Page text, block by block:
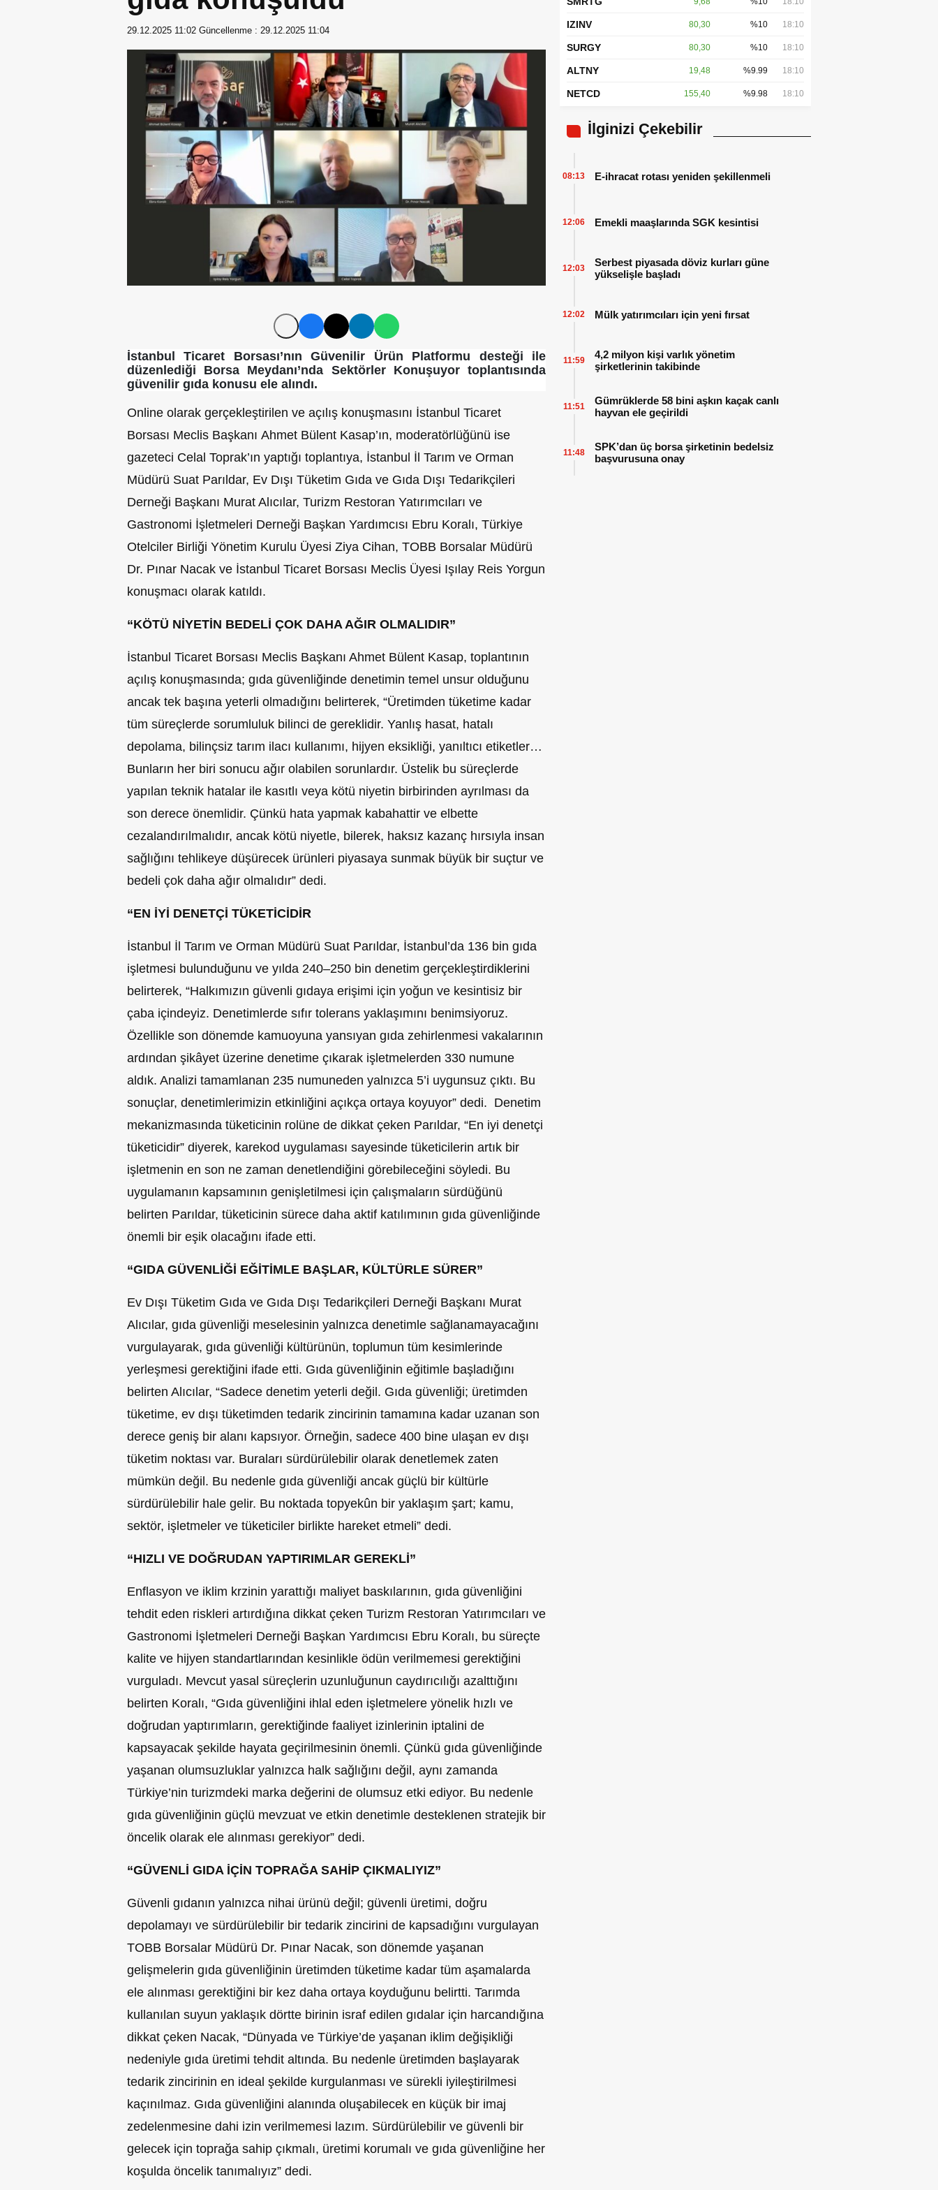
29.12.2025 11:02 Güncellenme : 29.12.2025 11:04
İstanbul Ticaret Borsası’nın Güvenilir Ürün Platformu desteği ile
düzenlediği Borsa Meydanı’nda Sektörler Konuşuyor toplantısında
güvenilir gıda konusu ele alındı.
Online olarak gerçekleştirilen ve açılış konuşmasını İstanbul Ticaret
Borsası Meclis Başkanı Ahmet Bülent Kasap’ın, moderatörlüğünü ise
gazeteci Celal Toprak’ın yaptığı toplantıya, İstanbul İl Tarım ve Orman
Müdürü Suat Parıldar, Ev Dışı Tüketim Gıda ve Gıda Dışı Tedarikçileri
Derneği Başkanı Murat Alıcılar, Turizm Restoran Yatırımcıları ve
Gastronomi İşletmeleri Derneği Başkan Yardımcısı Ebru Koralı, Türkiye
Otelciler Birliği Yönetim Kurulu Üyesi Ziya Cihan, TOBB Borsalar Müdürü
Dr. Pınar Nacak ve İstanbul Ticaret Borsası Meclis Üyesi Işılay Reis Yorgun
konuşmacı olarak katıldı.
“KÖTÜ NİYETİN BEDELİ ÇOK DAHA AĞIR OLMALIDIR”
İstanbul Ticaret Borsası Meclis Başkanı Ahmet Bülent Kasap, toplantının
açılış konuşmasında; gıda güvenliğinde denetimin temel unsur olduğunu
ancak tek başına yeterli olmadığını belirterek, “Üretimden tüketime kadar
tüm süreçlerde sorumluluk bilinci de gereklidir. Yanlış hasat, hatalı
depolama, bilinçsiz tarım ilacı kullanımı, hijyen eksikliği, yanıltıcı etiketler…
Bunların her biri sonucu ağır olabilen sorunlardır. Üstelik bu süreçlerde
yapılan teknik hatalar ile kasıtlı veya kötü niyetin birbirinden ayrılması da
son derece önemlidir. Çünkü hata yapmak kabahattir ve elbette
cezalandırılmalıdır, ancak kötü niyetle, bilerek, haksız kazanç hırsıyla insan
sağlığını tehlikeye düşürecek ürünleri piyasaya sunmak büyük bir suçtur ve
bedeli çok daha ağır olmalıdır” dedi.
“EN İYİ DENETÇİ TÜKETİCİDİR
İstanbul İl Tarım ve Orman Müdürü Suat Parıldar, İstanbul’da 136 bin gıda
işletmesi bulunduğunu ve yılda 240–250 bin denetim gerçekleştirdiklerini
belirterek, “Halkımızın güvenli gıdaya erişimi için yoğun ve kesintisiz bir
çaba içindeyiz. Denetimlerde sıfır tolerans yaklaşımını benimsiyoruz.
Özellikle son dönemde kamuoyuna yansıyan gıda zehirlenmesi vakalarının
ardından şikâyet üzerine denetime çıkarak işletmelerden 330 numune
aldık. Analizi tamamlanan 235 numuneden yalnızca 5’i uygunsuz çıktı. Bu
sonuçlar, denetimlerimizin etkinliğini açıkça ortaya koyuyor” dedi. Denetim
mekanizmasında tüketicinin rolüne de dikkat çeken Parıldar, “En iyi denetçi
tüketicidir” diyerek, karekod uygulaması sayesinde tüketicilerin artık bir
işletmenin en son ne zaman denetlendiğini görebileceğini söyledi. Bu
uygulamanın kapsamının genişletilmesi için çalışmaların sürdüğünü
belirten Parıldar, tüketicinin sürece daha aktif katılımının gıda güvenliğinde
önemli bir eşik olacağını ifade etti.
“GIDA GÜVENLİĞİ EĞİTİMLE BAŞLAR, KÜLTÜRLE SÜRER”
Ev Dışı Tüketim Gıda ve Gıda Dışı Tedarikçileri Derneği Başkanı Murat
Alıcılar, gıda güvenliği meselesinin yalnızca denetimle sağlanamayacağını
vurgulayarak, gıda güvenliği kültürünün, toplumun tüm kesimlerinde
yerleşmesi gerektiğini ifade etti. Gıda güvenliğinin eğitimle başladığını
belirten Alıcılar, “Sadece denetim yeterli değil. Gıda güvenliği; üretimden
tüketime, ev dışı tüketimden tedarik zincirinin tamamına kadar uzanan son
derece geniş bir alanı kapsıyor. Örneğin, sadece 400 bine ulaşan ev dışı
tüketim noktası var. Buraları sürdürülebilir olarak denetlemek zaten
mümkün değil. Bu nedenle gıda güvenliği ancak güçlü bir kültürle
sürdürülebilir hale gelir. Bu noktada topyekûn bir yaklaşım şart; kamu,
sektör, işletmeler ve tüketiciler birlikte hareket etmeli” dedi.
“HIZLI VE DOĞRUDAN YAPTIRIMLAR GEREKLİ”
Enflasyon ve iklim krzinin yarattığı maliyet baskılarının, gıda güvenliğini
tehdit eden riskleri artırdığına dikkat çeken Turizm Restoran Yatırımcıları ve
Gastronomi İşletmeleri Derneği Başkan Yardımcısı Ebru Koralı, bu süreçte
kalite ve hijyen standartlarından kesinlikle ödün verilmemesi gerektiğini
vurguladı. Mevcut yasal süreçlerin uzunluğunun caydırıcılığı azalttığını
belirten Koralı, “Gıda güvenliğini ihlal eden işletmelere yönelik hızlı ve
doğrudan yaptırımların, gerektiğinde faaliyet izinlerinin iptalini de
kapsayacak şekilde hayata geçirilmesinin önemli. Çünkü gıda güvenliğinde
yaşanan olumsuzluklar yalnızca halk sağlığını değil, aynı zamanda
Türkiye’nin turizmdeki marka değerini de olumsuz etki ediyor. Bu nedenle
gıda güvenliğinin güçlü mevzuat ve etkin denetimle desteklenen stratejik bir
öncelik olarak ele alınması gerekiyor” dedi.
“GÜVENLİ GIDA İÇİN TOPRAĞA SAHİP ÇIKMALIYIZ”
Güvenli gıdanın yalnızca nihai ürünü değil; güvenli üretimi, doğru
depolamayı ve sürdürülebilir bir tedarik zincirini de kapsadığını vurgulayan
TOBB Borsalar Müdürü Dr. Pınar Nacak, son dönemde yaşanan
gelişmelerin gıda güvenliğinin üretimden tüketime kadar tüm aşamalarda
ele alınması gerektiğini bir kez daha ortaya koyduğunu belirtti. Tarımda
kullanılan suyun yaklaşık dörtte birinin israf edilen gıdalar için harcandığına
dikkat çeken Nacak, “Dünyada ve Türkiye’de yaşanan iklim değişikliği
nedeniyle gıda üretimi tehdit altında. Bu nedenle üretimden başlayarak
tedarik zincirinin en ideal şekilde kurgulanması ve sürekli iyileştirilmesi
kaçınılmaz. Gıda güvenliğini alanında oluşabilecek en küçük bir imaj
zedelenmesine dahi izin verilmemesi lazım. Sürdürülebilir ve güvenli bir
gelecek için toprağa sahip çıkmalı, üretimi korumalı ve gıda güvenliğine her
koşulda öncelik tanımalıyız” dedi.
IZINV 80,30 %10 18:10
SURGY 80,30 %10 18:10
ALTNY 19,48 %9.99 18:10
NETCD 155,40 %9.98 18:10
İlginizi Çekebilir
E-ihracat rotası yeniden şekillenmeli
08:13
Emekli maaşlarında SGK kesintisi
12:06
Serbest piyasada döviz kurları güne
yükselişle başladı
12:03
Mülk yatırımcıları için yeni fırsat
12:02
4,2 milyon kişi varlık yönetim
şirketlerinin takibinde
11:59
Gümrüklerde 58 bini aşkın kaçak canlı
hayvan ele geçirildi
11:51
SPK’dan üç borsa şirketinin bedelsiz
başvurusuna onay
11:48